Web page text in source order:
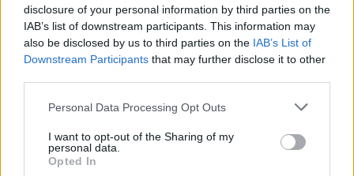
disclosure of your personal information by third parties on the
IAB’s list of downstream participants. This information may
also be disclosed by us to third parties on the IAB’s List of
Downstream Participants that may further disclose it to other
Personal Data Processing Opt Outs
I want to opt-out of the Sharing of my
personal data.
Opted In
#PUROSZ LEONIDASZ
#RÓTH ELZA
#PORTÖRŐ PÉTER
#SABATER
#FELCSER V. ÖRS